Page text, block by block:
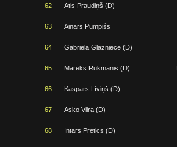
62 Atis Praudiņš (D)
63 Ainārs Pumpišs
64 Gabriela Glāzniece (D)
65 Mareks Rukmanis (D)
66 Kaspars Līviņš (D)
67 Asko Viira (D)
68 Intars Pretics (D)